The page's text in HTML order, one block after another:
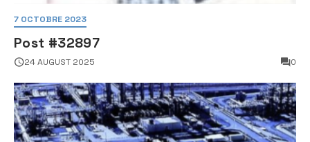
7 OCTOBRE 2023
Post #32897
24 AUGUST 2025 0